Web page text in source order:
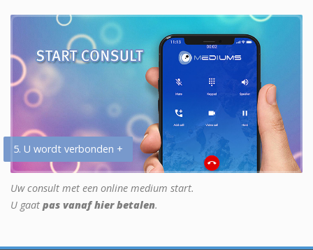
5. U wordt verbonden +
Uw consult met een online medium start.
U gaat pas vanaf hier betalen.